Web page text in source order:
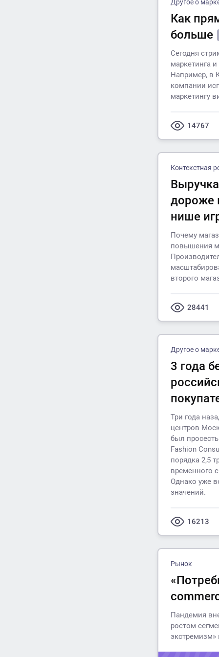
Другое о
Как
больше
Сегодня
маркетинга
Например, в
компании
маркетингу
14767
Контекстная
дороже
нише
Почему
повышения
второго
28441
Другое о
3 года
Три года
центров
был
Fashion
порядка 2,5
временного
Однако уже
значений.
16213
Рынок
Пандемия
ростом
экстремизм»